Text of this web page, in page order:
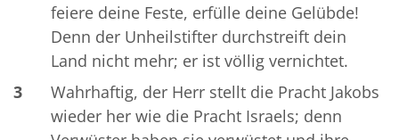
feiere deine Feste, erfülle deine Gelübde!
Denn der Unheilstifter durchstreift dein
Land nicht mehr; er ist völlig vernichtet.
3
Wahrhaftig, der Herr stellt die Pracht Jakobs
wieder her wie die Pracht Israels; denn